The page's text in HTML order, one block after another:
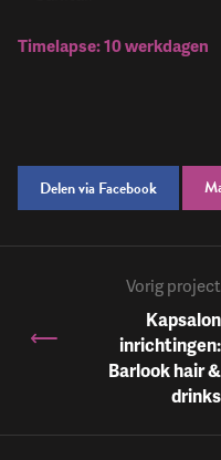
Timelapse: 10 werkdagen
Delen via Facebook
Vorig project
Kapsalon
inrichtingen:
Barlook hair &
drinks